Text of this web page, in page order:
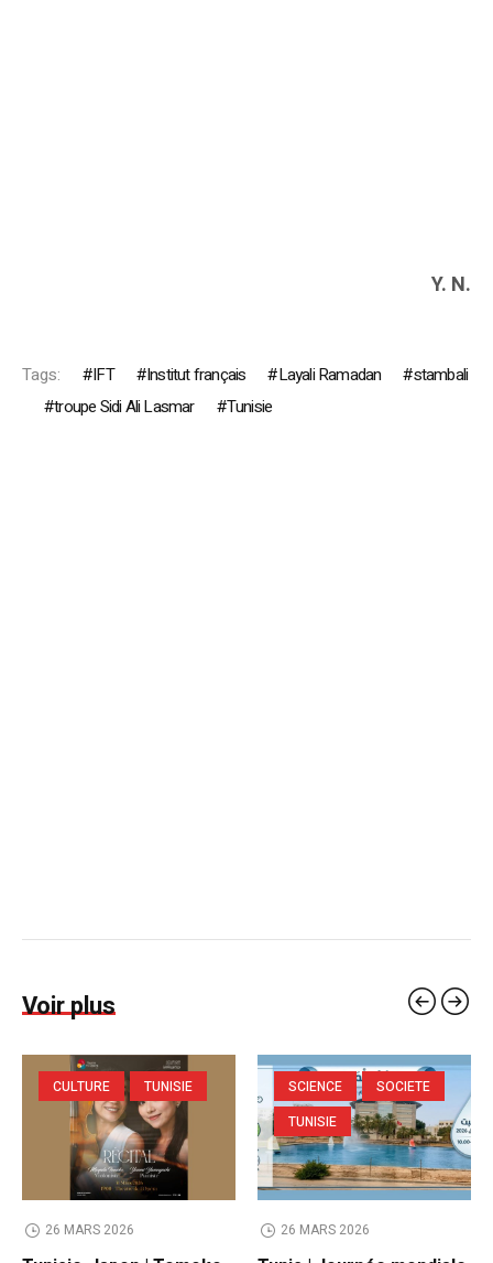
Y. N.
Tags: IFT Institut français Layali Ramadan
stambali
troupe Sidi Ali Lasmar
Tunisie
Voir plus
CULTURE TUNISIE
26 MARS 2026
SCIENCE
SOCIETE
TUNISIE
26 MARS 2026